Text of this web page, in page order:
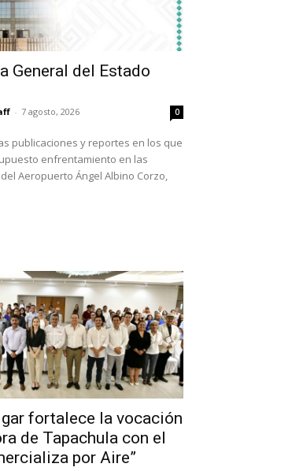
General del Estado
- 7 agosto, 2026 0
publicaciones y reportes en los que
enfrentamiento en las
Aeropuerto Ángel Albino Corzo,
fortalece la vocación
de Tapachula con el
por Aire”